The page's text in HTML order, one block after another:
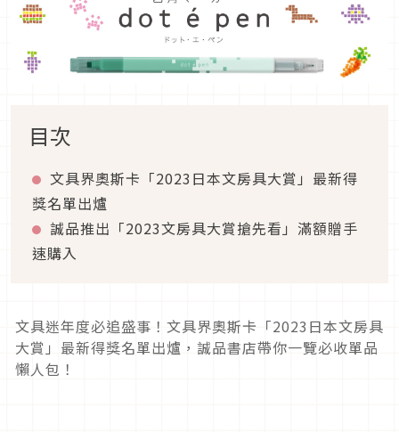
目次
文具界奧斯卡「2023日本文房具大賞」最新得
獎名單出爐
誠品推出「2023文房具大賞搶先看」滿額贈手
速購入
文具迷年度必追盛事！文具界奧斯卡「2023日本文房具
大賞」最新得獎名單出爐，誠品書店帶你一覽必收單品
懶人包！